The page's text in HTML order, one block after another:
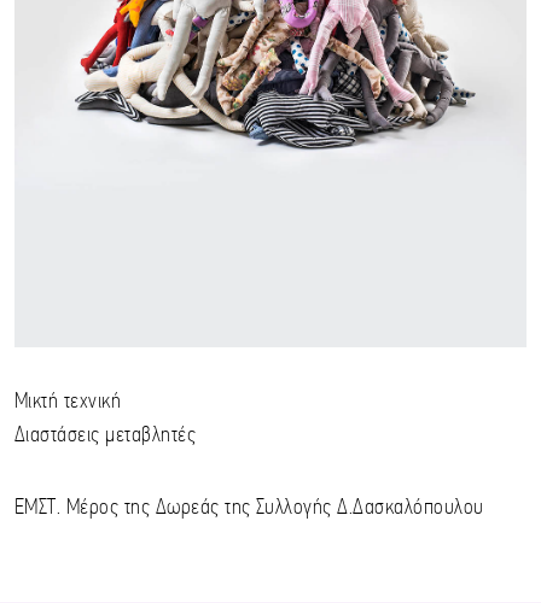
Μικτή τεχνική
Διαστάσεις μεταβλητές
ΕΜΣΤ. Μέρος της Δωρεάς της Συλλογής Δ.Δασκαλόπουλου